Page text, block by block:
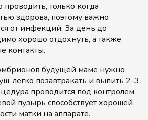
только когда
здорова, поэтому важно
от инфекций. За день до
хорошо отдохнуть, а также
контакты.
будущей маме нужно
легко позавтракать и выпить 2-3
проводится под контролем
пузырь способствует хорошей
матки на аппарате.